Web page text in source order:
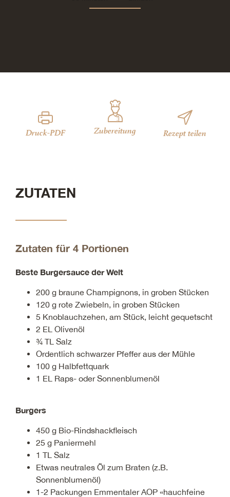
Druck-PDF Zubereitung Rezept teilen
ZUTATEN
Zutaten für 4 Portionen
Beste Burgersauce der Welt
200 g braune Champignons, in groben Stücken
120 g rote Zwiebeln, in groben Stücken
5 Knoblauchzehen, am Stück, leicht gequetscht
2 EL Olivenöl
¾ TL Salz
Ordentlich schwarzer Pfeffer aus der Mühle
100 g Halbfettquark
1 EL Raps- oder Sonnenblumenöl
Burgers
450 g Bio-Rindshackfleisch
25 g Paniermehl
1 TL Salz
Etwas neutrales Öl zum Braten (z.B.
Sonnenblumenöl)
1-2 Packungen Emmentaler AOP «hauchfeine